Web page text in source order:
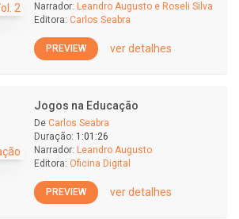
Narrador: Leandro Augusto e Roseli Silva
Editora: Carlos Seabra
PREVIEW ver detalhes
Jogos na Educação
De Carlos Seabra
Duração: 1:01:26
Narrador: Leandro Augusto
Editora: Oficina Digital
PREVIEW ver detalhes